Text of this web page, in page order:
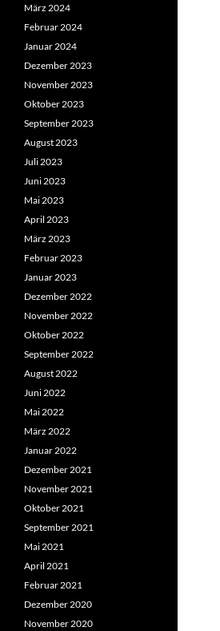
März 2024
Februar 2024
Januar 2024
Dezember 2023
November 2023
Oktober 2023
September 2023
August 2023
Juli 2023
Juni 2023
Mai 2023
April 2023
März 2023
Februar 2023
Januar 2023
Dezember 2022
November 2022
Oktober 2022
September 2022
August 2022
Juni 2022
Mai 2022
März 2022
Januar 2022
Dezember 2021
November 2021
Oktober 2021
September 2021
Mai 2021
April 2021
Februar 2021
Dezember 2020
November 2020